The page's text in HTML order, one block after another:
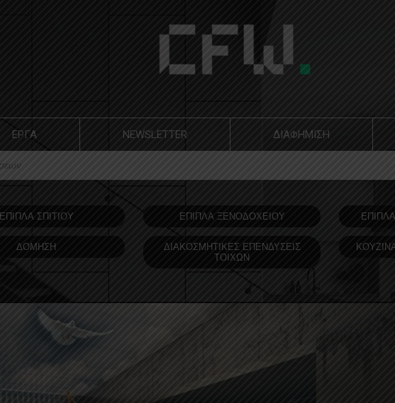
ΕΡΓΑ NEWSLETTER ΔΙΑΦΗΜΙΣΗ
ΕΠΙΠΛΑ ΣΠΙΤΙΟΥ ΕΠΙΠΛΑ ΞΕΝΟΔOΧΕΙΟΥ
ΔΟΜΗΣΗ
ΔΙΑΚΟΣΜΗΤΙΚΕΣ ΕΠΕΝΔΥΣΕΙΣ
ΤΟΙΧΩΝ